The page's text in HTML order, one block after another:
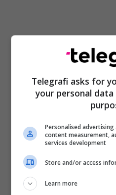
Telegrafi asks for
your personal
Personalised
content measurement,
services development
Store and/or access
Learn more